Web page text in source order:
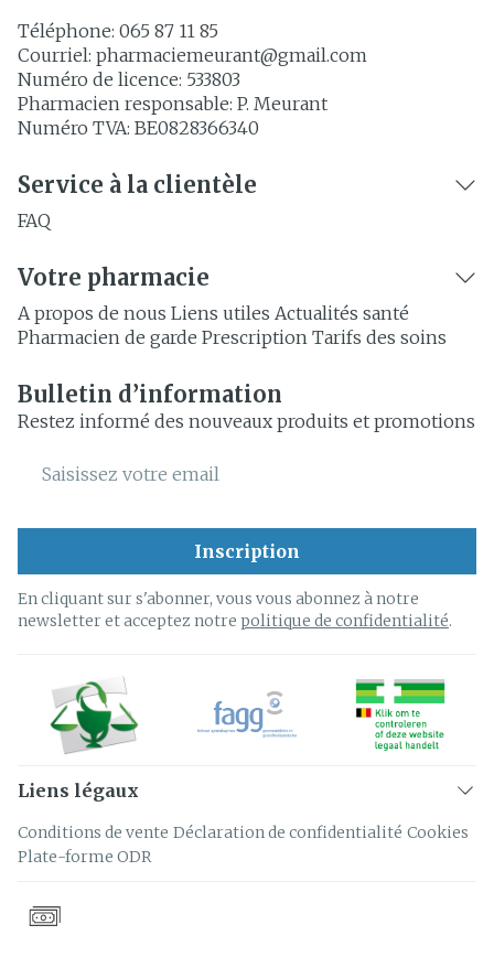
Téléphone: 065 87 11 85
Courriel: pharmaciemeurant@gmail.com
Numéro de licence: 533803
Pharmacien responsable: P. Meurant
Numéro TVA: BE0828366340
Service à la clientèle
FAQ
Votre pharmacie
A propos de nous Liens utiles Actualités santé
Pharmacien de garde Prescription Tarifs des soins
Bulletin d’information
Restez informé des nouveaux produits et promotions
Adresse mail
Inscription
En cliquant sur s'abonner, vous vous abonnez à notre
newsletter et acceptez notre politique de confidentialité.
Liens légaux
Conditions de vente Déclaration de confidentialité Cookies
Plate-forme ODR